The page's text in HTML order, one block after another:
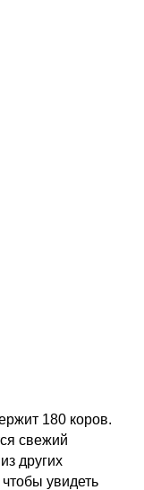
180 коров.
свежий
других
увидеть